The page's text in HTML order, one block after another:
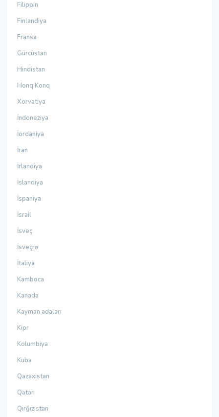
Filippin
Finlandiya
Fransa
Gürcüstan
Hindistan
Honq Konq
Xorvatiya
İndoneziya
İordaniya
İran
İrlandiya
İslandiya
İspaniya
İsrail
İsveç
İsveçrə
İtaliya
Kamboca
Kanada
Kayman adaları
Kipr
Kolumbiya
Kuba
Qazaxıstan
Qətər
Qırğızıstan